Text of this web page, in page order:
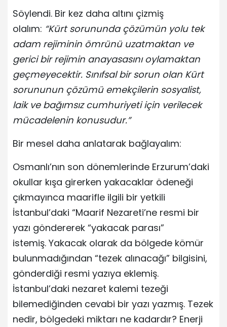
Söylendi. Bir kez daha altını çizmiş
olalım: “Kürt sorununda çözümün yolu tek
adam rejiminin ömrünü uzatmaktan ve
gerici bir rejimin anayasasını oylamaktan
geçmeyecektir. Sınıfsal bir sorun olan Kürt
sorununun çözümü emekçilerin sosyalist,
laik ve bağımsız cumhuriyeti için verilecek
mücadelenin konusudur.”
Bir mesel daha anlatarak bağlayalım:
Osmanlı’nın son dönemlerinde Erzurum’daki
okullar kışa girerken yakacaklar ödeneği
çıkmayınca maarifle ilgili bir yetkili
İstanbul’daki “Maarif Nezareti’ne resmi bir
yazı göndererek “yakacak parası”
istemiş. Yakacak olarak da bölgede kömür
bulunmadığından “tezek alınacağı” bilgisini,
gönderdiği resmi yazıya eklemiş.
İstanbul’daki nezaret kalemi tezeği
bilemediğinden cevabi bir yazı yazmış. Tezek
nedir, bölgedeki miktarı ne kadardır? Enerji